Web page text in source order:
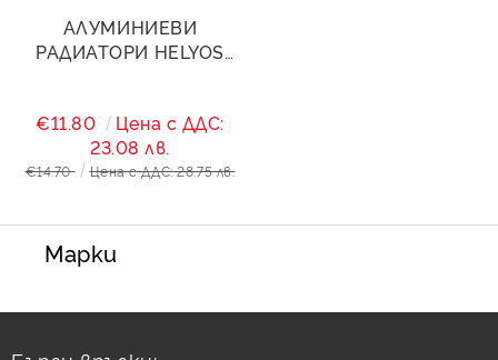
АЛУМИНИЕВИ
РАДИАТОРИ HELYOS
€11.80
Цена с ДДС:
23.08 лв.
€14.70 Цена с ДДС: 28.75 лв.
Марки